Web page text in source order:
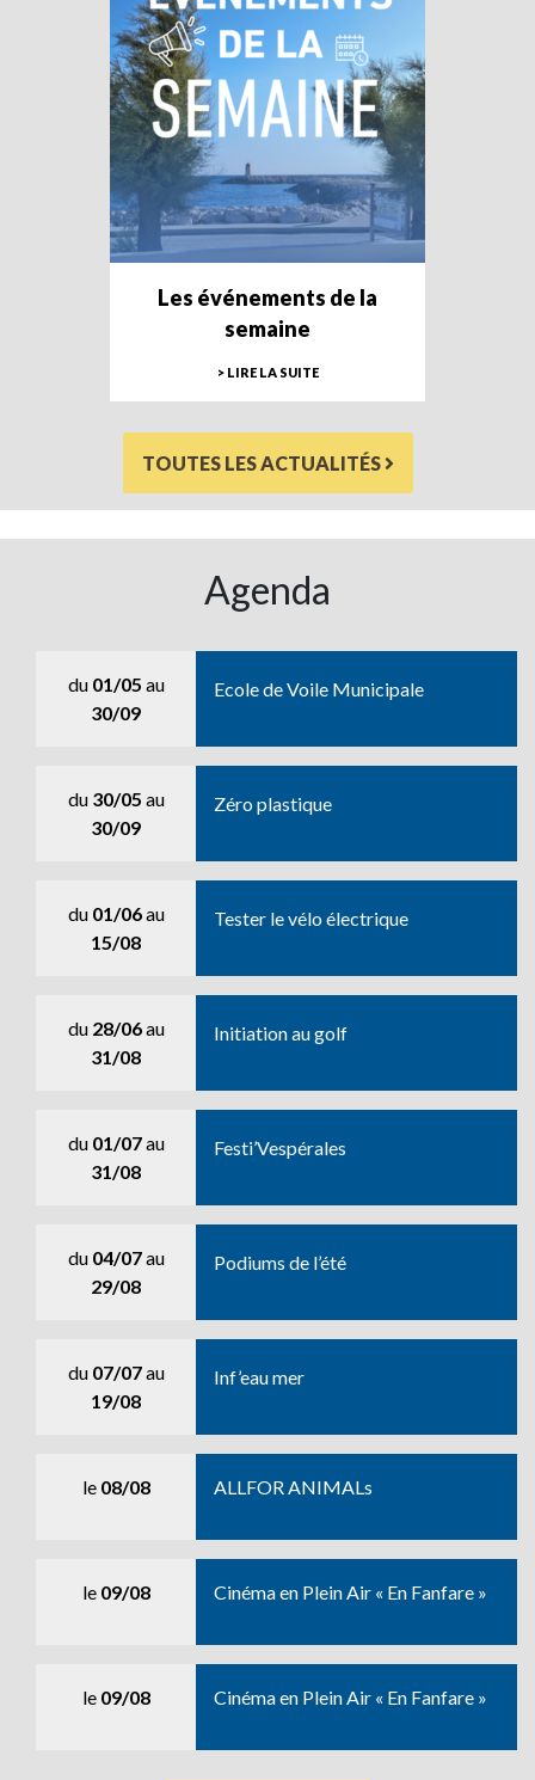
Les événements de la
semaine
> LIRE LA SUITE
TOUTES LES ACTUALITÉS
Agenda
du 01/05 au
30/09
Ecole de Voile Municipale
du 30/05 au
30/09
Zéro plastique
du 01/06au
15/08
Tester le vélo électrique
du 28/06au
31/08
Initiation au golf
du 01/07au
31/08
Festi’Vespérales
du 04/07au
29/08
Podiums de l’été
du 07/07au
19/08
Inf’eau mer
le 08/08 ALLFOR ANIMALs
le 09/08 Cinéma en Plein Air « En Fanfare »
le 09/08 Cinéma en Plein Air « En Fanfare »